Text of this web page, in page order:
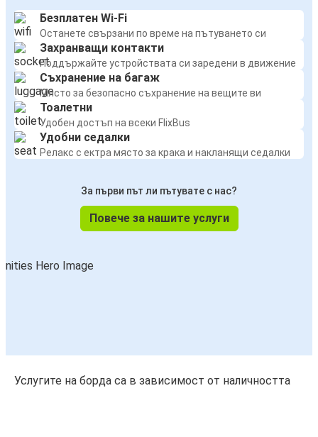
Безплатен Wi-Fi
Останете свързани по време на пътуването си
Захранващи контакти
Поддържайте устройствата си заредени в движение
Съхранение на багаж
Място за безопасно съхранение на вещите ви
Тоалетни
Удобен достъп на всеки FlixBus
Удобни седалки
Релакс с ектра място за крака и накланящи седалки
За първи път ли пътувате с нас?
Повече за нашите услуги
Услугите на борда са в зависимост от наличността